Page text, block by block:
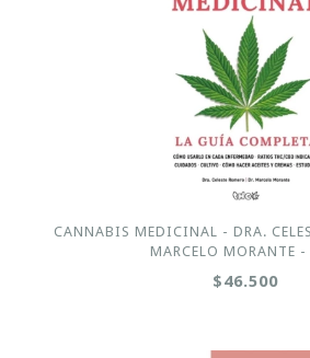
CANNABIS MEDICINAL - DRA.
MARCELO MORANTE -
$46.500